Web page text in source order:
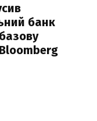
банк